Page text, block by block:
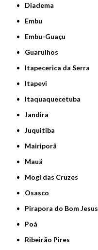
Diadema
Embu
Embu-Guaçu
Guarulhos
Itapecerica da Serra
Itapevi
Itaquaquecetuba
Jandira
Juquitiba
Mairiporã
Mauá
Mogi das Cruzes
Osasco
Pirapora do Bom Jesus
Poá
Ribeirão Pires